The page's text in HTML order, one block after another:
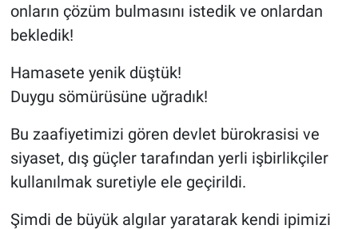
onların çözüm bulmasını istedik ve onlardan
bekledik!
Hamasete yenik düştük!
Duygu sömürüsüne uğradık!
Bu zaafiyetimizi gören devlet bürokrasisi ve
siyaset, dış güçler tarafından yerli işbirlikçiler
kullanılmak suretiyle ele geçirildi.
Şimdi de büyük algılar yaratarak kendi ipimizi